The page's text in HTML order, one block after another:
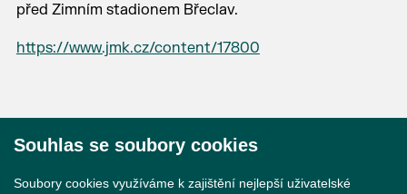
před Zimním stadionem Břeclav.
https://www.jmk.cz/content/17800
Souhlas se soubory cookies
Soubory cookies využíváme k zajištění nejlepší uživatelské